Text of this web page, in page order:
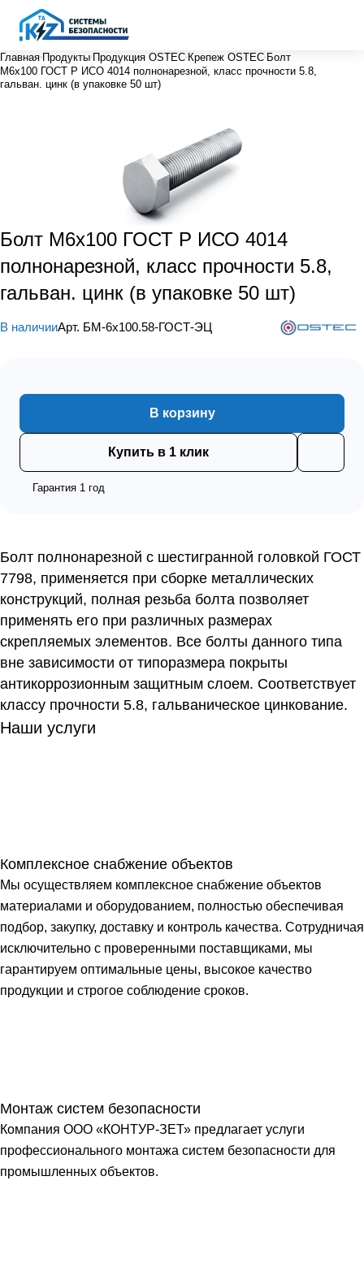
Главная Продукты Продукция OSTEC Крепеж OSTEC Болт
М6х100 ГОСТ Р ИСО 4014 полнонарезной, класс прочности 5.8,
гальван. цинк (в упаковке 50 шт)
Болт М6х100 ГОСТ Р ИСО 4014
полнонарезной, класс прочности 5.8,
гальван. цинк (в упаковке 50 шт)
В наличииАрт. БМ-6х100.58-ГОСТ-ЭЦ
В корзину
Купить в 1 клик
Гарантия 1 год
Болт полнонарезной с шестигранной головкой ГОСТ
7798, применяется при сборке металлических
конструкций, полная резьба болта позволяет
применять его при различных размерах
скрепляемых элементов. Все болты данного типа
вне зависимости от типоразмера покрыты
антикоррозионным защитным слоем. Соответствует
классу прочности 5.8, гальваническое цинкование.
Наши услуги
Комплексное снабжение объектов
Мы осуществляем комплексное снабжение объектов
материалами и оборудованием, полностью обеспечивая
подбор, закупку, доставку и контроль качества. Сотрудничая
исключительно с проверенными поставщиками, мы
гарантируем оптимальные цены, высокое качество
продукции и строгое соблюдение сроков.
Монтаж систем безопасности
Компания ООО «КОНТУР-ЗЕТ» предлагает услуги
профессионального монтажа систем безопасности для
промышленных объектов.